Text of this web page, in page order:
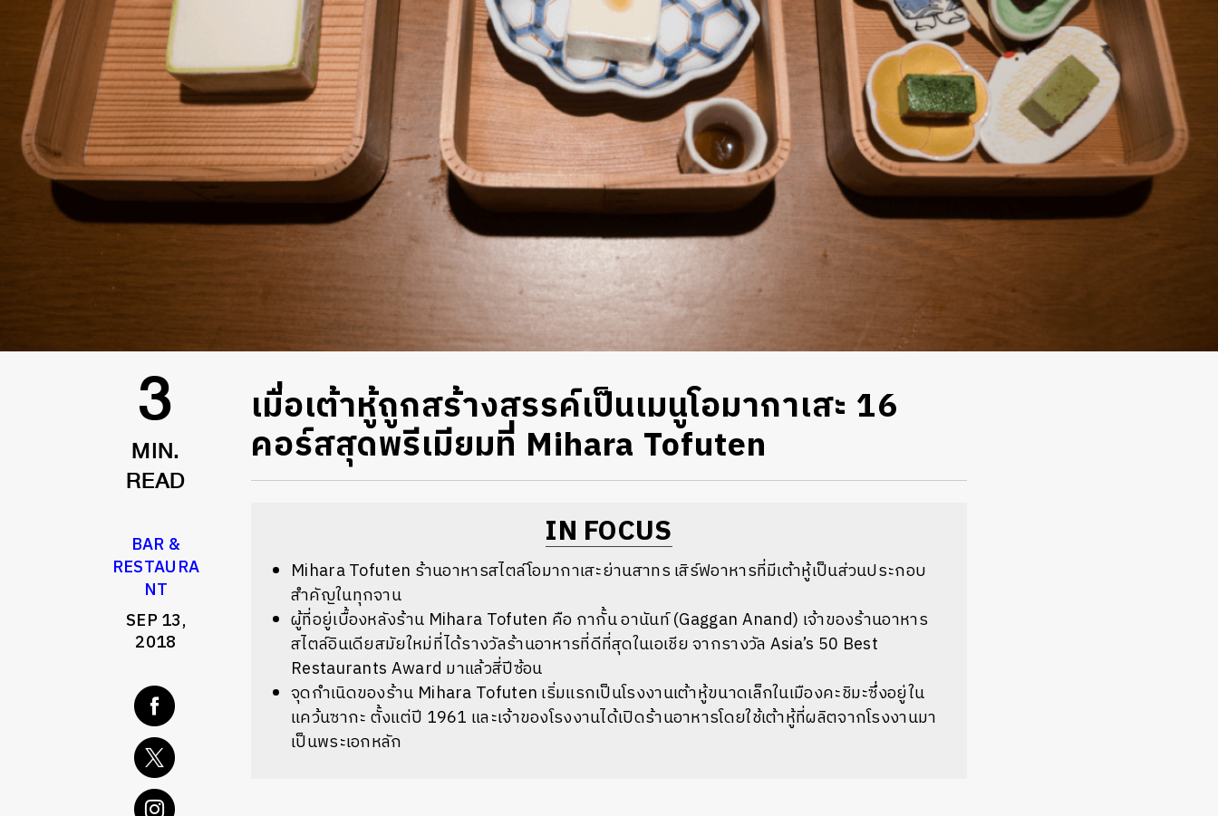
3
MIN.
READ
BAR &
RESTAURA
NT
SEP 13,
2018
เมื่อเต้าหู้ถูกสร้างสรรค์เป็นเมนูโอมากาเสะ 16
คอร์สสุดพรีเมียมที่ Mihara Tofuten
IN FOCUS
Mihara Tofuten ร้านอาหารสไตล์โอมากาเสะย่านสาทร เสิร์ฟอาหารที่มีเต้าหู้เป็นส่วนประกอบ
สำคัญในทุกจาน
ผู้ที่อยู่เบื้องหลังร้าน Mihara Tofuten คือ กากั้น อานันท์ (Gaggan Anand) เจ้าของร้านอาหาร
สไตล์อินเดียสมัยใหม่ที่ได้รางวัลร้านอาหารที่ดีที่สุดในเอเชีย จากรางวัล Asia’s 50 Best
Restaurants Award มาแล้วสี่ปีซ้อน
จุดกำเนิดของร้าน Mihara Tofuten เริ่มแรกเป็นโรงงานเต้าหู้ขนาดเล็กในเมืองคะชิมะซึ่งอยู่ใน
แคว้นซากะ ตั้งแต่ปี 1961 และเจ้าของโรงงานได้เปิดร้านอาหารโดยใช้เต้าหู้ที่ผลิตจากโรงงานมา
เป็นพระเอกหลัก